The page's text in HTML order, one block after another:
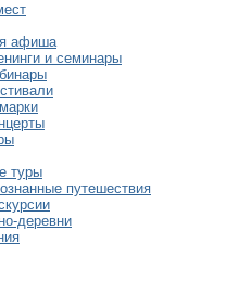
афиша
и семинары
туры
путешествия
деревни